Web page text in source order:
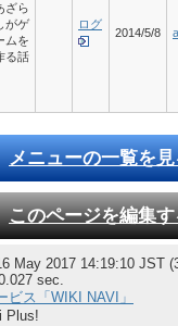
ざら
がゲ
ムを
る話
ログ
2014/5/8
メニューの一覧を
このページを編集
May 2017 14:19:10 JST
sec.
ス「WIKI NAVI」
Plus!